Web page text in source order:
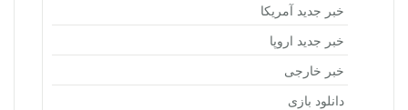
خبر جدید آمریکا
خبر جدید اروپا
خبر خارجی
دانلود بازی